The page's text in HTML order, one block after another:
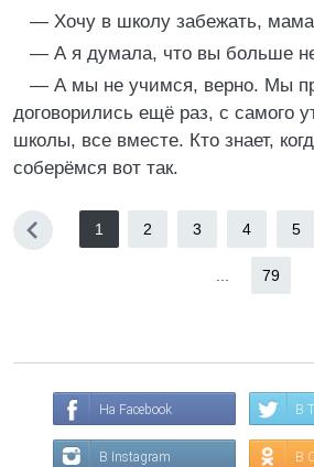
— Хочу в школу забежать,
— А я думала, что вы больше
— А мы не учимся, верно. Мы
договорились ещё раз, с самого
школы, все вместе. Кто знает,
соберёмся вот так.
1 2 3 4 5
79
На Facebook В
В Instagram В